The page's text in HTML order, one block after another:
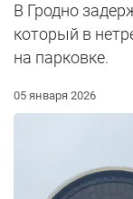
В Гродно
который в
на парковке.
05 января 2026